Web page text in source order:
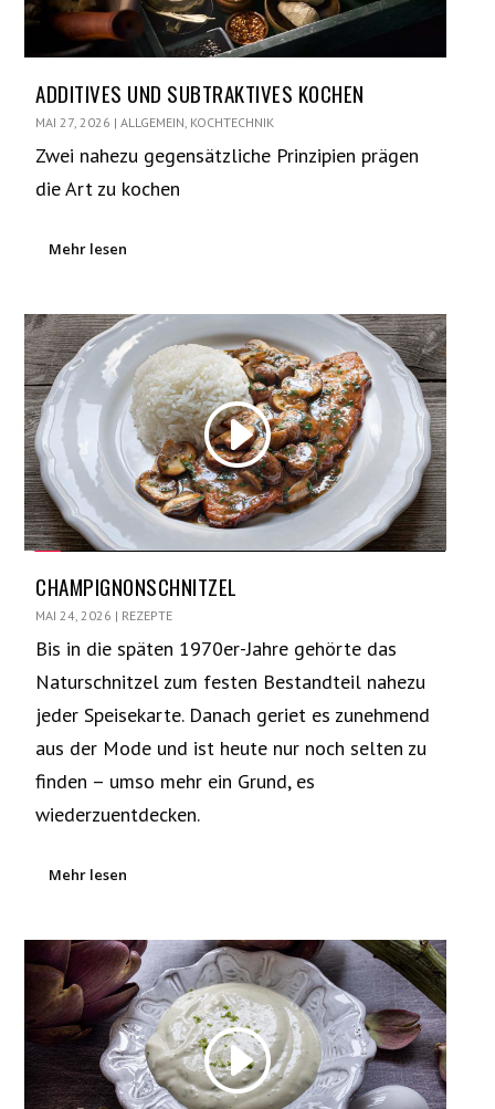
ADDITIVES UND SUBTRAKTIVES KOCHEN
MAI 27, 2026 |ALLGEMEIN KOCHTECHNIK
Zwei nahezu gegensätzliche Prinzipien prägen
die Art zu kochen
Mehr lesen
CHAMPIGNONSCHNITZEL
MAI 24, 2026 | REZEPTE
Bis in die späten 1970er-Jahre gehörte das
Naturschnitzel zum festen Bestandteil nahezu
jeder Speisekarte. Danach geriet es zunehmend
aus der Mode und ist heute nur noch selten zu
finden – umso mehr ein Grund, es
wiederzuentdecken.
Mehr lesen